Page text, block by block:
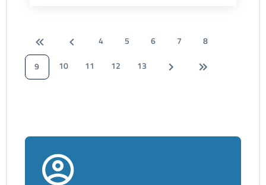
4 5 6 7
8
9
10 11 12 13